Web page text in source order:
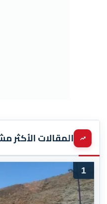
المقالات الأكثر
1